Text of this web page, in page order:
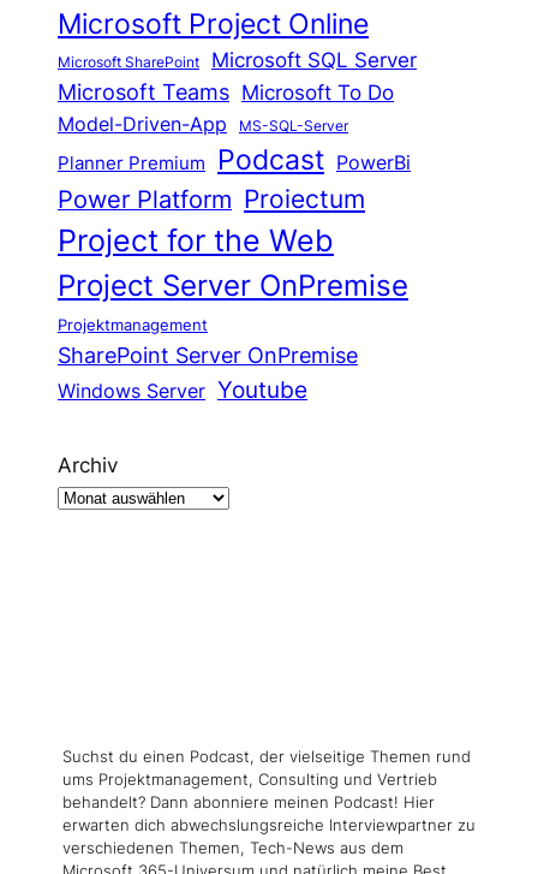
Microsoft Project Online
Microsoft SharePoint Microsoft SQL Server
Microsoft Teams Microsoft To Do
Model-Driven-App MS-SQL-Server
Planner Premium Podcast PowerBi
Power Platform Proiectum
Project for the Web
Project Server OnPremise
Projektmanagement
SharePoint Server OnPremise
Windows Server Youtube
Archiv
Suchst du einen Podcast, der vielseitige Themen rund
ums Projektmanagement, Consulting und Vertrieb
behandelt? Dann abonniere meinen Podcast! Hier
erwarten dich abwechslungsreiche Interviewpartner zu
verschiedenen Themen, Tech-News aus dem